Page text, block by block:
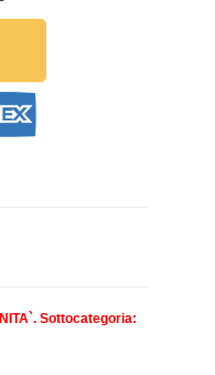
. Sottocategoria: